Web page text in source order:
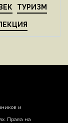
ТУРИЗМ
и
Права на